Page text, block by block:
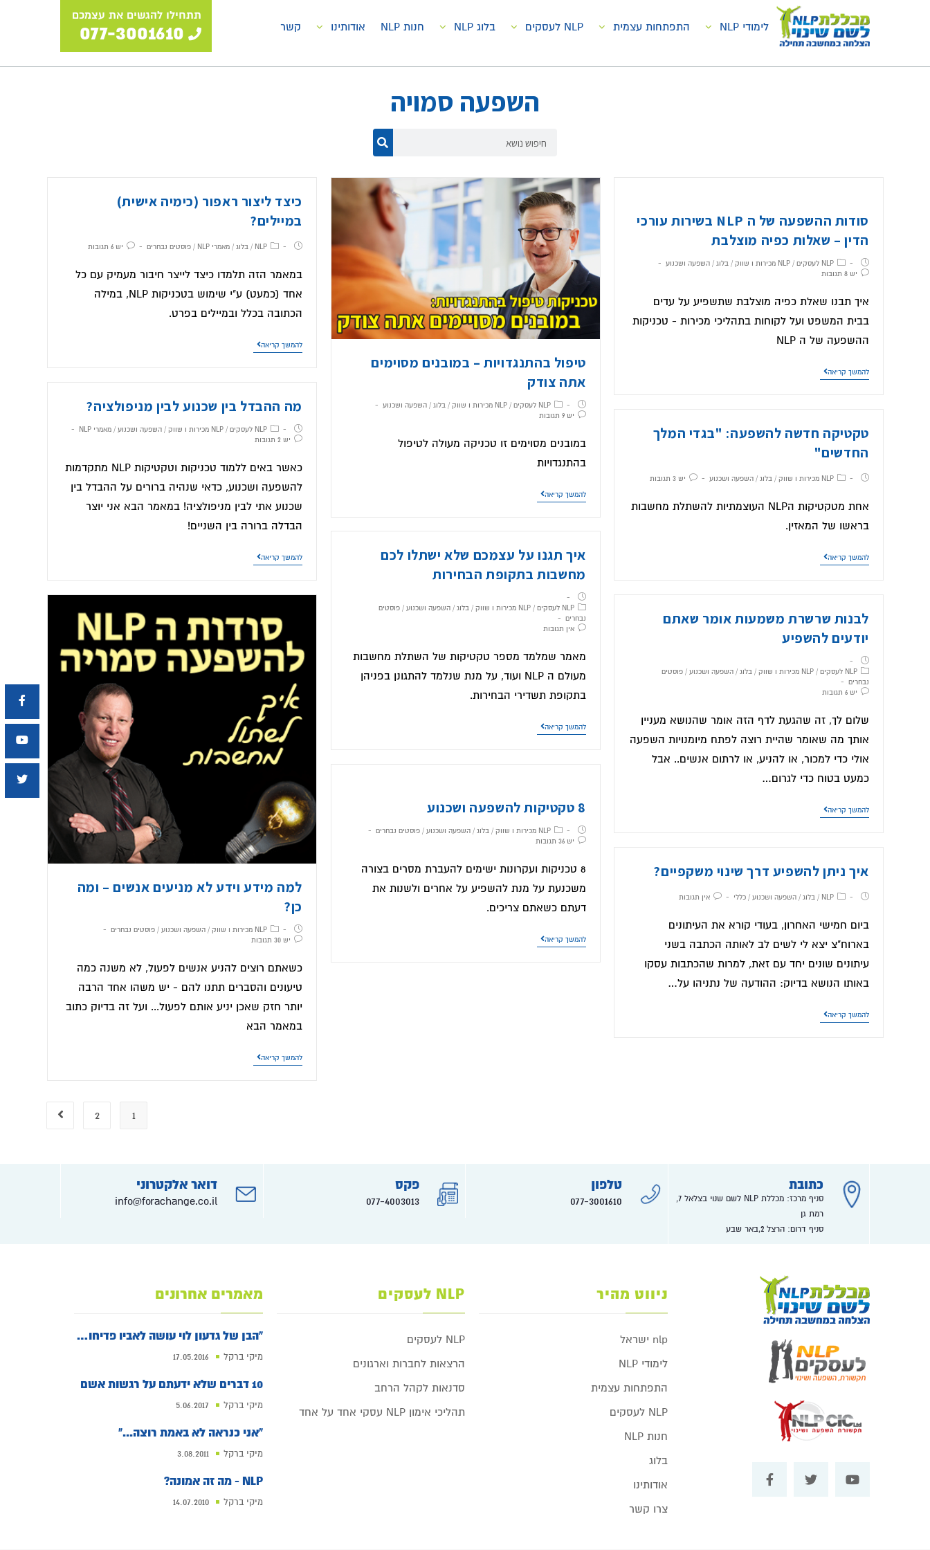
לימודי NLP התפתחות עצמית NLP לעסקים בלוג NLP חנות NLP אודותינו קשר
תתחילו להגשים את עצמכם
077-3001610
השפעה סמויה
השפעה סמויה
סודות ההשפעה של ה NLP בשירות עורכי
הדין – שאלות כפיה מוצלבת
NLP לעסקים /NLP מכירות ו שווק /בלוג /השפעה ושכנוע
יש 8 תגובות
איך תבנו שאלת כפיה מוצלבת שתשפיע על עדים
בבית המשפט ועל לקוחות בתהליכי מכירות - טכניקות
ההשפעה של ה NLP
להמשך קריאה
טיפול בהתנגדויות – במובנים מסוימים
אתה צודק
NLP לעסקים /NLP מכירות ו שווק /בלוג /השפעה ושכנוע
יש 9 תגובות
במובנים מסוימים זו טכניקה מעולה לטיפול
בהתנגדויות
להמשך קריאה
כיצד ליצור ראפור (כימיה אישית)
במיילים?
NLP
/בלוג /מאמרי NLP /פוסטים נבחרים יש 6 תגובות
במאמר הזה תלמדו כיצד לייצר חיבור מעמיק עם כל
אחד (כמעט) ע"י שימוש בטכניקות NLP, במילה
הכתובה בכלל ובמיילים בפרט.
להמשך קריאה
מה ההבדל בין שכנוע לבין מניפולציה?
NLP לעסקים /NLP מכירות ו שווק /השפעה ושכנוע /מאמרי NLP
יש 2 תגובות
כאשר באים ללמוד טכניקות וטקטיקות NLP מתקדמות
להשפעה ושכנוע, כדאי שנהיה ברורים על ההבדל בין
שכנוע אתי לבין מניפולציה! במאמר הבא אני יוצר
הבדלה ברורה בין השניים!
להמשך קריאה
טקטיקה חדשה להשפעה: "בגדי המלך
החדשים"
NLP מכירות ו שווק /בלוג /השפעה ושכנוע יש 3 תגובות
אחת מטקטיקות הNLP העוצמתיות להשתלת מחשבות
בראשו של המאזין.
להמשך קריאה
איך תגנו על עצמכם שלא ישתלו לכם
מחשבות בתקופת הבחירות
NLP לעסקים /NLP מכירות ו שווק /בלוג /השפעה ושכנוע /פוסטים
נבחרים
אין תגובות
מאמר שמלמד מספר טקטיקות של השתלת מחשבות
מעולם ה NLP ועוד, על מנת שנלמד להתגונן בפניהן
בתקופת תשדירי הבחירות.
להמשך קריאה
לבנות שרשרת משמעות אומר שאתם
יודעים להשפיע
NLP לעסקים /NLP מכירות ו שווק /בלוג /השפעה ושכנוע /פוסטים
נבחרים
יש 6 תגובות
שלום לך, זה שהגעת לדף הזה אומר שהנושא מעניין
אותך מה שאומר שהיית רוצה לפתח מיומנויות השפעה
אולי כדי למכור, או להניע, או לרתום אנשים.. אבל
כמעט בטוח כדי לגרום…
להמשך קריאה
למה מידע וידע לא מניעים אנשים – ומה
כן?
NLP מכירות ו שווק /השפעה ושכנוע /פוסטים נבחרים
יש 30 תגובות
כשאתם רוצים להניע אנשים לפעול, לא משנה כמה
טיעונים והסברים תתנו להם - יש משהו אחד הרבה
יותר חזק שאכן יניע אותם לפעול... ועל זה בדיוק כתוב
במאמר הבא
להמשך קריאה
8 טקטיקות להשפעה ושכנוע
NLP מכירות ו שווק /בלוג /השפעה ושכנוע /פוסטים נבחרים
יש 36 תגובות
8 טכניקות ועקרונות ישימים להעברת מסרים בצורה
משכנעת על מנת להשפיע על אחרים ולשנות את
דעתם כשאתם צריכים.
להמשך קריאה
איך ניתן להשפיע דרך שינוי משקפיים?
NLP
/בלוג /השפעה ושכנוע /כללי אין תגובות
ביום חמישי האחרון, בעודי קורא את העיתונים
בארוח"צ יצא לי לשים לב לאותה הכתבה בשני
עיתונים שונים יחד עם זאת, למרות שהכתבות עסקו
באותו הנושא בדיוק: ההודעה של נתניהו על…
להמשך קריאה
1
2
כתובת
סניף מרכז: מכללת NLP לשם שנוי בצלאל 7,
רמת גן
סניף דרום: הרצל 2,באר שבע
טלפון
077-3001610
פקס
077-4003013
דואר אלקטרוני
info@forachange.co.il
ניווט מהיר
nlp ישראל
לימודי NLP
התפתחות עצמית
NLP לעסקים
חנות NLP
בלוג
אודותינו
צרו קשר
NLP לעסקים
NLP לעסקים
הרצאות לחברות וארגונים
סדנאות לקהל הרחב
תהליכי אימון NLP עסקי אחד על אחד
מאמרים אחרונים
"הבן של גדעון לוי עושה לאביו פדיחות ומעמיד אותו במקום"
מיקי ברקל 17.05.2016
10 דברים שלא ידעתם על רגשות אשם
מיקי ברקל 5.06.2017
"אני כנראה לא באמת רוצה..."
מיקי ברקל 3.08.2011
NLP - מה זה אמונה?
מיקי ברקל 14.07.2010